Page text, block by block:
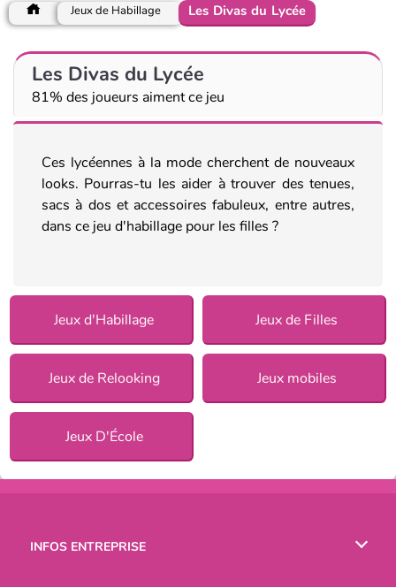
Jeux de Habillage Les Divas du Lycée
Les Divas du Lycée
81% des joueurs aiment ce jeu
Ces lycéennes à la mode cherchent de nouveaux
looks. Pourras-tu les aider à trouver des tenues,
sacs à dos et accessoires fabuleux, entre autres,
dans ce jeu d'habillage pour les filles ?
Jeux d'Habillage Jeux de Filles
Jeux de Relooking Jeux mobiles
Jeux D'École
INFOS ENTREPRISE